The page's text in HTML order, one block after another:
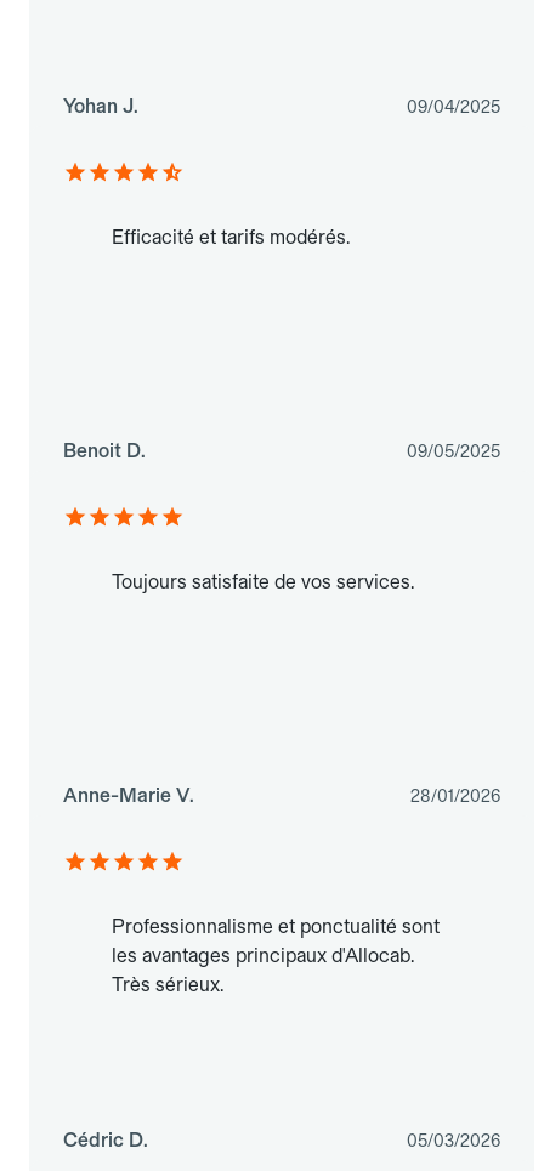
Yohan J. 09/04/2025
Efficacité et tarifs modérés.
Benoit D. 09/05/2025
Toujours satisfaite de vos services.
Anne-Marie V. 28/01/2026
Professionnalisme et ponctualité sont
les avantages principaux d'Allocab.
Très sérieux.
Cédric D. 05/03/2026